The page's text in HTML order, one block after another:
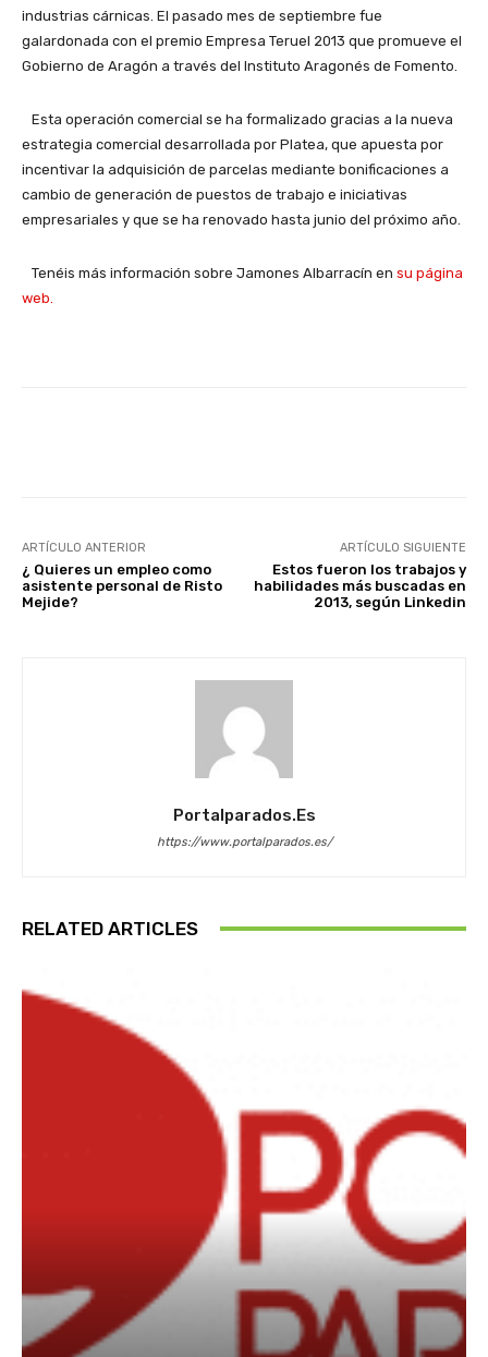
industrias cárnicas. El pasado mes de septiembre fue
galardonada con el premio Empresa Teruel 2013 que promueve el
Gobierno de Aragón a través del Instituto Aragonés de Fomento.
Esta operación comercial se ha formalizado gracias a la nueva
estrategia comercial desarrollada por Platea, que apuesta por
incentivar la adquisición de parcelas mediante bonificaciones a
cambio de generación de puestos de trabajo e iniciativas
empresariales y que se ha renovado hasta junio del próximo año.
Tenéis más información sobre Jamones Albarracín en su página
web.
ARTÍCULO ANTERIOR
¿ Quieres un empleo como
asistente personal de Risto
Mejide?
ARTÍCULO SIGUIENTE
Estos fueron los trabajos y
habilidades más buscadas en
2013, según Linkedin
Portalparados.es
https://www.portalparados.es/
RELATED ARTICLES